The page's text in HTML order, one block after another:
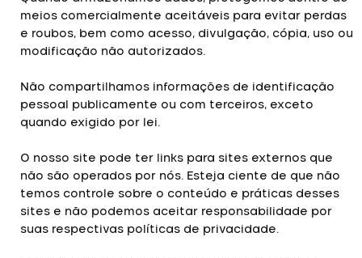
meios comercialmente aceitáveis ​​para evitar perdas
e roubos, bem como acesso, divulgação, cópia, uso ou
modificação não autorizados.
Não compartilhamos informações de identificação
pessoal publicamente ou com terceiros, exceto
quando exigido por lei.
O nosso site pode ter links para sites externos que
não são operados por nós. Esteja ciente de que não
temos controle sobre o conteúdo e práticas desses
sites e não podemos aceitar responsabilidade por
suas respectivas políticas de privacidade.